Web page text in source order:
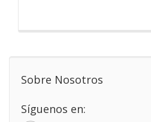
Sobre Nosotros
Síguenos en: